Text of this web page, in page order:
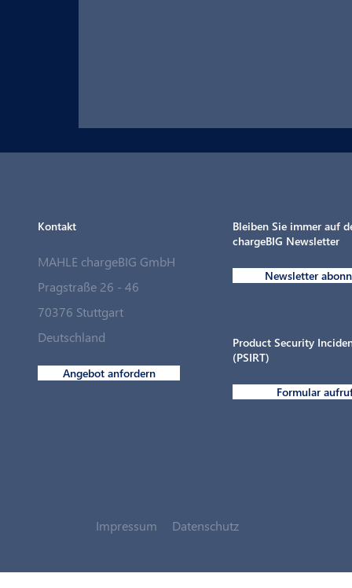
Ladepunkte für den Fuhrpark in
Rekordzeit
Kontakt
MAHLE chargeBIG GmbH
Pragstraße 26 - 46
70376 Stuttgart
Deutschland
Angebot anfordern
Bleiben Sie immer auf
chargeBIG Newsletter
Newsletter
Product Security
(PSIRT)
Formular
Impressum Datenschutz